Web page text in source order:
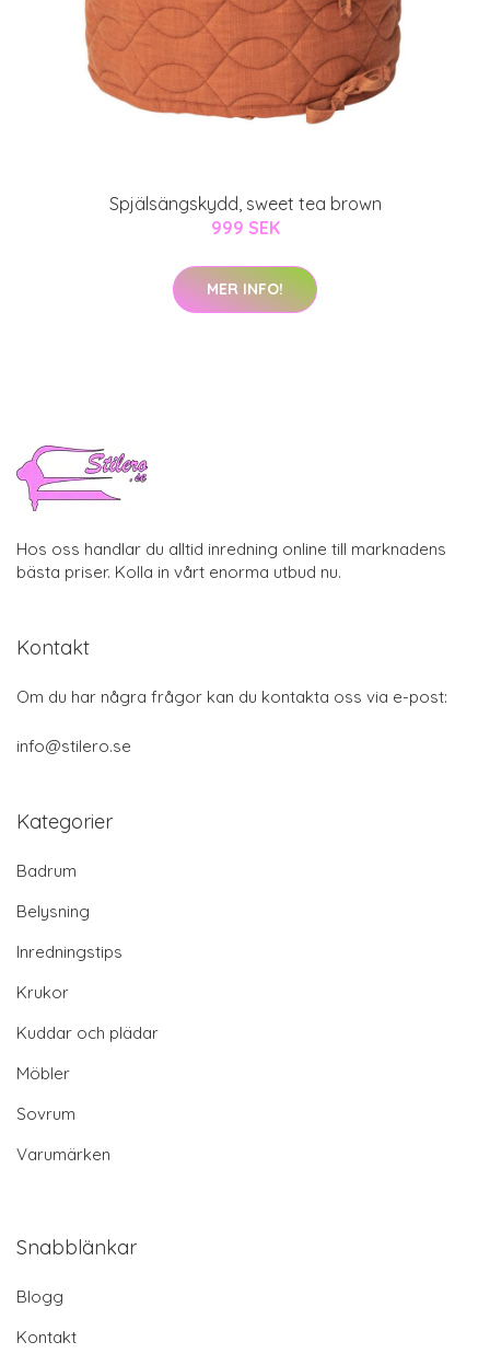
Spjälsängskydd, sweet tea brown
999 SEK
MER INFO!
Hos oss handlar du alltid inredning online till marknadens
bästa priser. Kolla in vårt enorma utbud nu.
Kontakt
Om du har några frågor kan du kontakta oss via e-post:
info@stilero.se
Kategorier
Badrum
Belysning
Inredningstips
Krukor
Kuddar och plädar
Möbler
Sovrum
Varumärken
Snabblänkar
Blogg
Kontakt